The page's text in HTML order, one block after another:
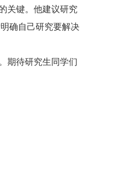
关键。他建议研究
确自己研究要解决
期待研究生同学们